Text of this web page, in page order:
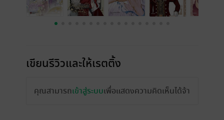
เขียนรีวิวและให้เรตติ้ง
คุณสามารถเข้าสู่ระบบเพื่อแสดงความคิดเห็นได้จ้า